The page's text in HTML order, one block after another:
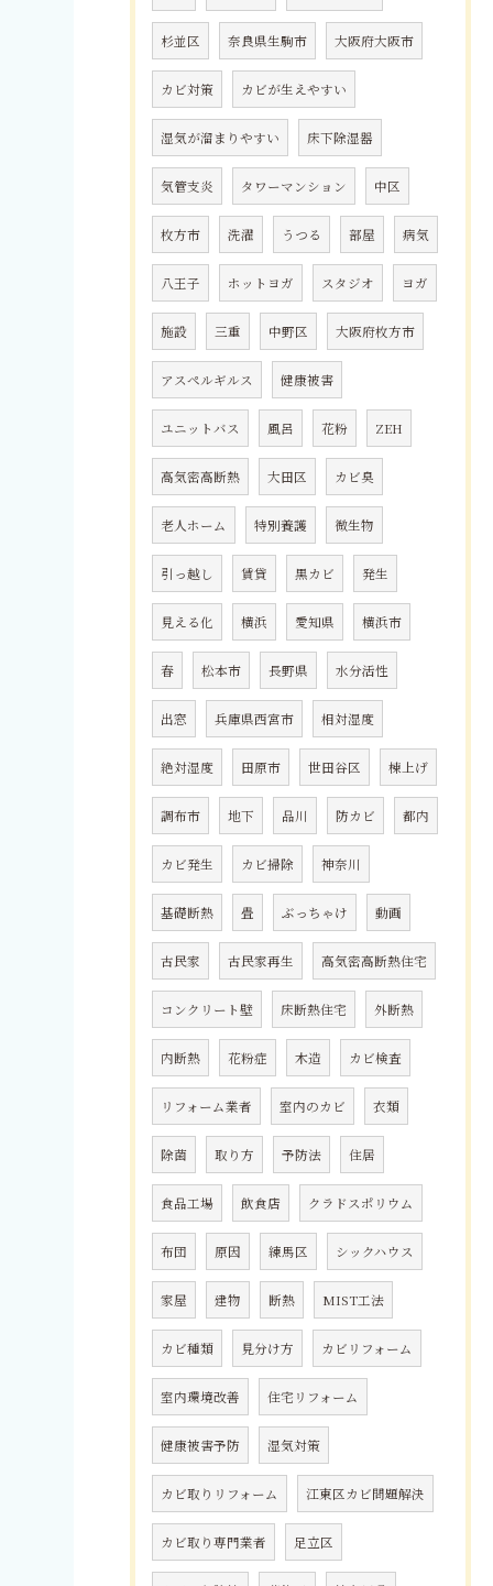
杉並区 奈良県生駒市 大阪府大阪市
カビ対策 カビが生えやすい
湿気が溜まりやすい 床下除湿器
気管支炎 タワーマンション 中区
枚方市 洗濯 うつる 部屋 病気
八王子 ホットヨガ スタジオ ヨガ
施設 三重 中野区 大阪府枚方市
アスペルギルス 健康被害
ユニットバス 風呂 花粉 ZEH
高気密高断熱 大田区 カビ臭
老人ホーム 特別養護 微生物
引っ越し 賃貸 黒カビ 発生
見える化 横浜 愛知県 横浜市
春 松本市 長野県 水分活性
出窓 兵庫県西宮市 相対湿度
絶対湿度 田原市 世田谷区 棟上げ
調布市 地下 品川 防カビ 都内
カビ発生 カビ掃除 神奈川
基礎断熱 畳 ぶっちゃけ 動画
古民家 古民家再生 高気密高断熱住宅
コンクリート壁 床断熱住宅 外断熱
内断熱 花粉症 木造 カビ検査
リフォーム業者 室内のカビ 衣類
除菌 取り方 予防法 住居
食品工場 飲食店 クラドスポリウム
布団 原因 練馬区 シックハウス
家屋 建物 断熱 MIST工法
カビ種類 見分け方 カビリフォーム
室内環境改善 住宅リフォーム
健康被害予防 湿気対策
カビ取りリフォーム 江東区カビ問題解決
カビ取り専門業者 足立区